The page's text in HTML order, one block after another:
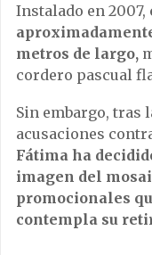
Instalado en 2007,
metros de largo,
cordero pascual
Sin embargo, tras
acusaciones
Fátima ha
imagen del
promocionales
contempla su